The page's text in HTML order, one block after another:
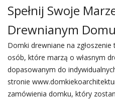
Spełnij Swoje
Drewnianym Domu
Domki drewniane na
osób, które marzą o własnym
dopasowanym do
stronie
zamówienia domku, który